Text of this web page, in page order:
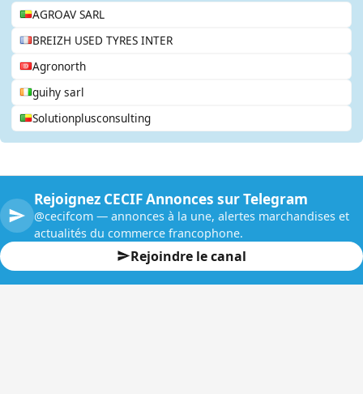
AGROAV SARL
BREIZH USED TYRES INTER
Agronorth
guihy sarl
Solutionplusconsulting
Rejoignez CECIF Annonces sur Telegram
@cecifcom — annonces à la une, alertes marchandises et
actualités du commerce francophone.
Rejoindre le canal